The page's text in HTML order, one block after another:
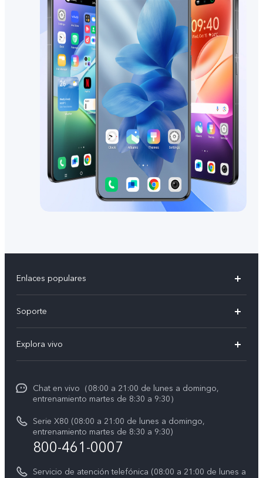
Enlaces populares
V60 Lite 5G
Y29
Soporte
Funtouch OS
Centro de servicio
Consulta el Precio de los Repuestos
Manual de usuario
Explora vivo
La vida en vivo
Acerca de nosotros
Avisos legales
Chat en vivo（08:00 a 21:00 de lunes a domingo,
entrenamiento martes de 8:30 a 9:30）
Serie X80 (08:00 a 21:00 de lunes a domingo,
entrenamiento martes de 8:30 a 9:30)
800-461-0007
Servicio de atención telefónica (08:00 a 21:00 de lunes a